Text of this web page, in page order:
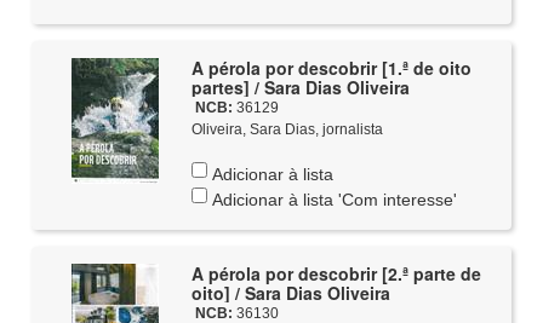
A pérola por descobrir [1.ª de oito
partes] / Sara Dias Oliveira
NCB: 36129
Oliveira, Sara Dias, jornalista
Adicionar à lista
Adicionar à lista 'Com interesse'
A pérola por descobrir [2.ª parte de
oito] / Sara Dias Oliveira
NCB: 36130